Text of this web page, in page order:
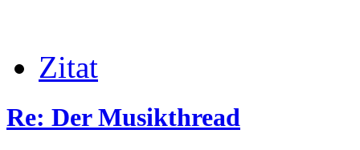
Zitat
Re: Der Musikthread